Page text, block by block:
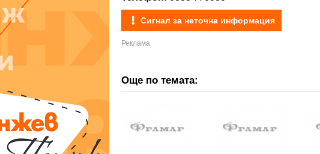
Сигнал за неточна информация
Още по темата: